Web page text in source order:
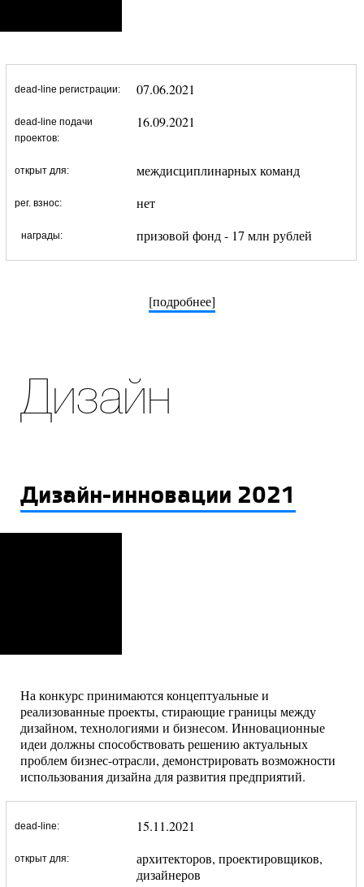
dead-line регистрации: 07.06.2021
dead-line подачи
проектов:
16.09.2021
открыт для: междисциплинарных команд
рег. взнос: нет
награды: призовой фонд - 17 млн рублей
[подробнее]
Дизайн
Дизайн-инновации 2021
На конкурс принимаются концептуальные и
реализованные проекты, стирающие границы между
дизайном, технологиями и бизнесом. Инновационные
идеи должны способствовать решению актуальных
проблем бизнес-отрасли, демонстрировать возможности
использования дизайна для развития предприятий.
dead-line: 15.11.2021
открыт для:
архитекторов, проектировщиков,
дизайнеров